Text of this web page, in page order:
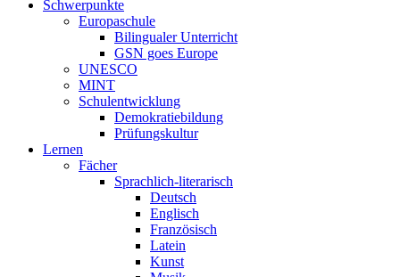
Schwerpunkte
Europaschule
Bilingualer Unterricht
GSN goes Europe
UNESCO
MINT
Schulentwicklung
Demokratiebildung
Prüfungskultur
Lernen
Fächer
Sprachlich-literarisch
Deutsch
Englisch
Französisch
Latein
Kunst